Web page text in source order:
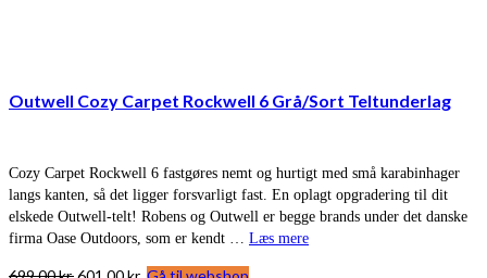
Outwell Cozy Carpet Rockwell 6 Grå/Sort Teltunderlag
Cozy Carpet Rockwell 6 fastgøres nemt og hurtigt med små karabinhager
langs kanten, så det ligger forsvarligt fast. En oplagt opgradering til dit
elskede Outwell-telt! Robens og Outwell er begge brands under det danske
firma Oase Outdoors, som er kendt … Læs mere
Den
Den